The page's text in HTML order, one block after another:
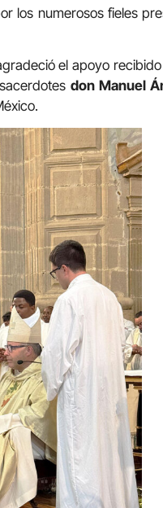
los numerosos fieles
el apoyo
don Manuel